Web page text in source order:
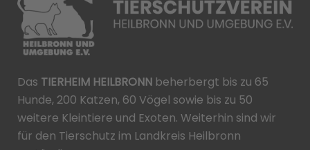
Das TIERHEIM HEILBRONN beherbergt bis zu 65
Hunde, 200 Katzen, 60 Vögel sowie bis zu 50
weitere Kleintiere und Exoten. Weiterhin sind wir
für den Tierschutz im Landkreis Heilbronn